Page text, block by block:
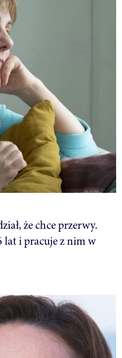
że chce przerwy.
lat i pracuje z nim w